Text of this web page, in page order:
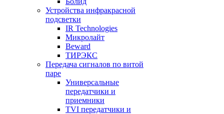
Устройства инфракрасной
подсветки
IR Technologies
Микролайт
Beward
ТИРЭКС
Передача сигналов по витой
паре
Универсальные
передатчики и
приемники
TVI передатчики и